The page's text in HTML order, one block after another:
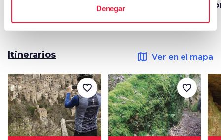
Denegar
toscanos
Itinerarios map Ver en el mapa
favorite_border favorite_border